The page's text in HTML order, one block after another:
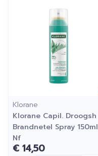
Klorane
Klorane Capil. Droogsh
Brandnetel Spray 150ml
Nf
€ 14,50